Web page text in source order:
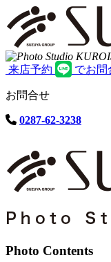
来店予約 でお問
お問合せ
0287-62-3238
Photo Contents